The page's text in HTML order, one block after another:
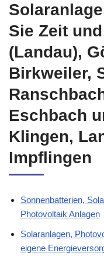
Sie Zeit
(Landau),
Birkweiler,
Eschbach
Klingen,
Impflingen
Sonnenbatterien,
Photovoltaik Anlagen
Solaranlagen,
eigene